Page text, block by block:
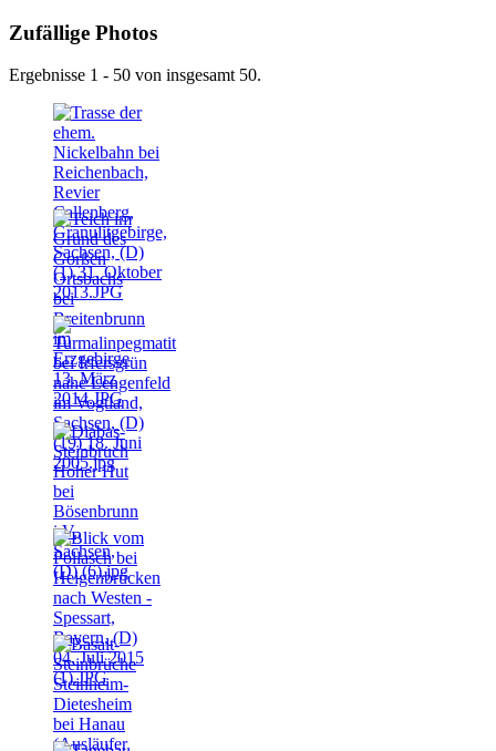
Zufällige Photos
Ergebnisse 1 - 50 von insgesamt 50.